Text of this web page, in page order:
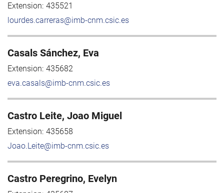
Extension: 435521
lourdes.carreras@imb-cnm.csic.es
Casals Sánchez, Eva
Extension: 435682
eva.casals@imb-cnm.csic.es
Castro Leite, Joao Miguel
Extension: 435658
Joao.Leite@imb-cnm.csic.es
Castro Peregrino, Evelyn